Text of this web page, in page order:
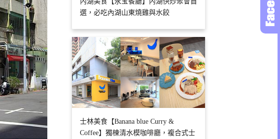
選，必吃內湖山東燒雞與水餃
士林美食【Banana blue Curry &
Coffee】獨棟清水模咖啡廳，複合式士